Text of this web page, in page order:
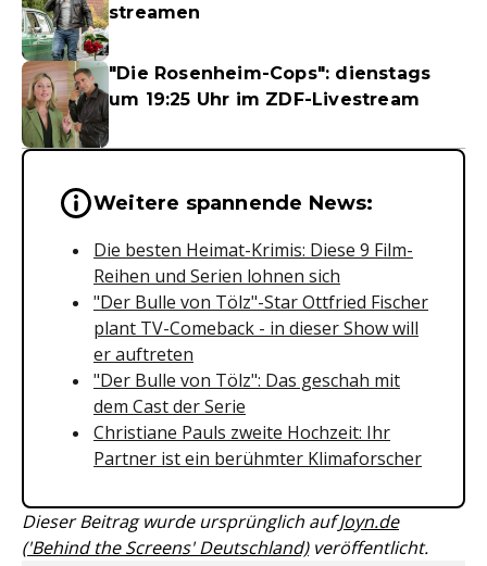
streamen
"Die Rosenheim-Cops": dienstags
um 19:25 Uhr im ZDF-Livestream
Wichtige Hinweise &
Weitere spannende News:
Die besten Heimat-Krimis: Diese 9 Film-
Reihen und Serien lohnen sich
"Der Bulle von Tölz"-Star Ottfried Fischer
plant TV-Comeback - in dieser Show will
er auftreten
"Der Bulle von Tölz": Das geschah mit
dem Cast der Serie
Christiane Pauls zweite Hochzeit: Ihr
Partner ist ein berühmter Klimaforscher
Dieser Beitrag wurde ursprünglich aufJoyn.de
('Behind the Screens' Deutschland)veröffentlicht.